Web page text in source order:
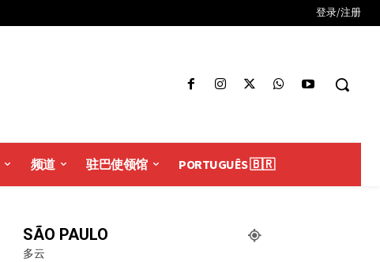
登录/注册
频道 驻巴使领馆 PORTUGUÊS 🇧🇷
SÃO PAULO
多云